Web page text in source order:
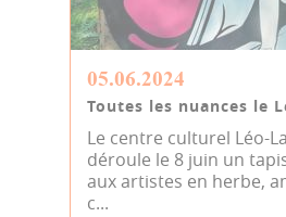
05.06.2024
Toutes les nuances le
Le centre culturel Léo-
déroule le 8 juin un
aux artistes en herbe,
c...